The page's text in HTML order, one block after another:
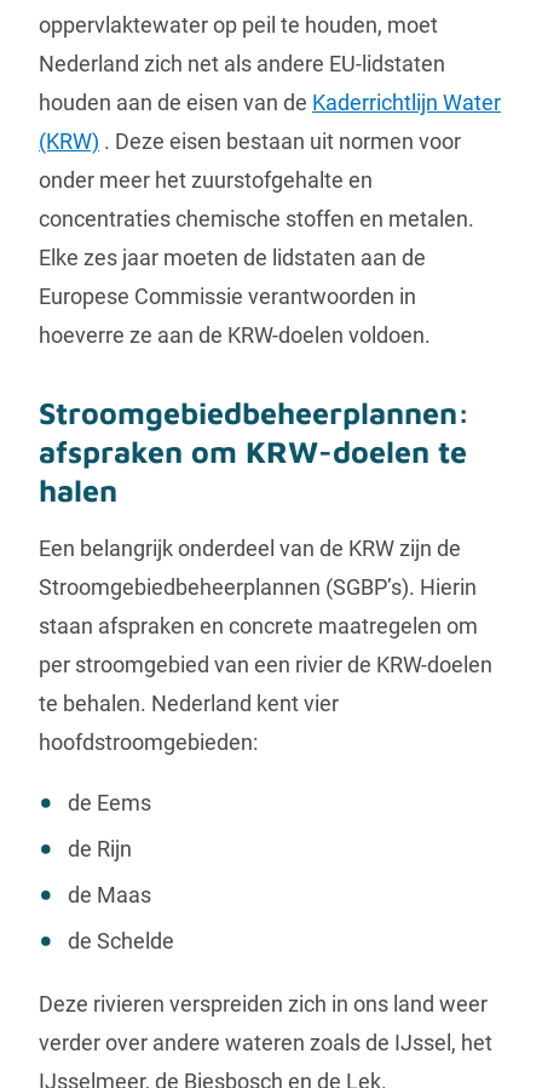
oppervlaktewater op peil te houden, moet
Nederland zich net als andere EU-lidstaten
houden aan de eisen van de Kaderrichtlijn Water
(KRW) . Deze eisen bestaan uit normen voor
onder meer het zuurstofgehalte en
concentraties chemische stoffen en metalen.
Elke zes jaar moeten de lidstaten aan de
Europese Commissie verantwoorden in
hoeverre ze aan de KRW-doelen voldoen.
Stroomgebiedbeheerplannen:
afspraken om KRW-doelen te
halen
Een belangrijk onderdeel van de KRW zijn de
Stroomgebiedbeheerplannen (SGBP’s). Hierin
staan afspraken en concrete maatregelen om
per stroomgebied van een rivier de KRW-doelen
te behalen. Nederland kent vier
hoofdstroomgebieden:
de Eems
de Rijn
de Maas
de Schelde
Deze rivieren verspreiden zich in ons land weer
verder over andere wateren zoals de IJssel, het
IJsselmeer, de Biesbosch en de Lek.